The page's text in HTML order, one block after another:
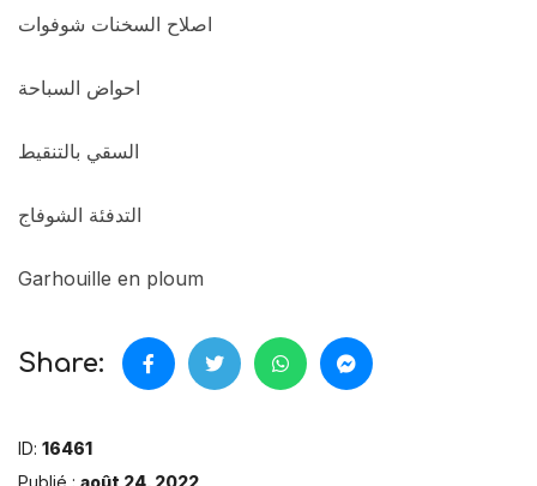
اصلاح السخنات شوفوات
احواض السباحة
السقي بالتنقيط
التدفئة الشوفاج
Garhouille en ploum
Share:
ID: 16461
Publié : août 24, 2022